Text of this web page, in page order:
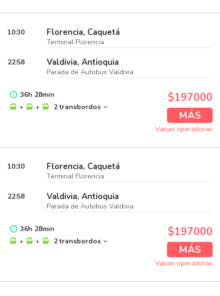
10:30 Florencia, Caquetá
Terminal Florencia
22:58 Valdivia, Antioquia
Parada de Autobus Valdivia
36h 28min
+
+ 2 transbordos
$197000
MÁS
Varias operadoras
10:30 Florencia, Caquetá
Terminal Florencia
22:58 Valdivia, Antioquia
Parada de Autobus Valdivia
36h 28min
+
+ 2 transbordos
$197000
MÁS
Varias operadoras